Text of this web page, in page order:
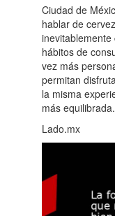
Ciudad de
hablar de
hábitos de
vez más
permitan
la misma
más equilibrada.
Lado.mx